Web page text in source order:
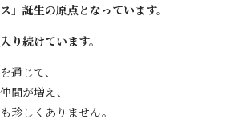
」誕生の原点となっています。
り続けています。
通じて、
間が増え、
珍しくありません。